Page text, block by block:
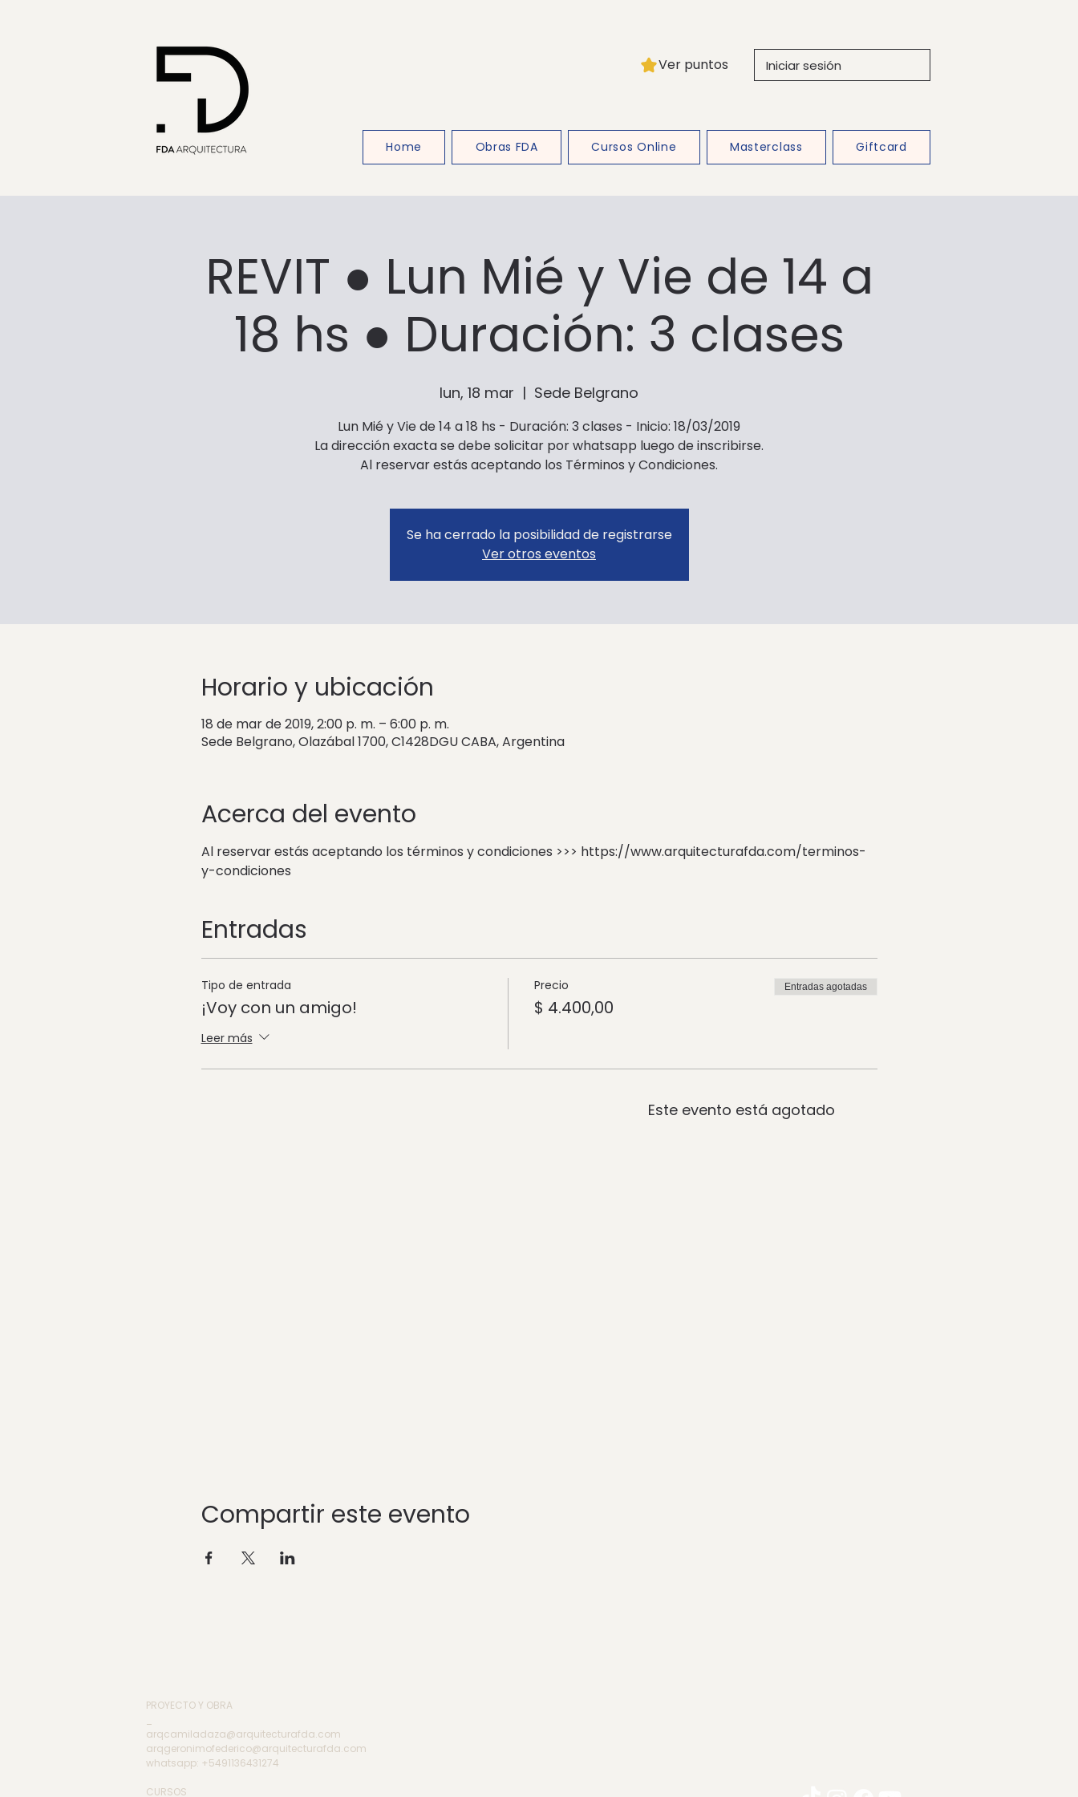
Ver puntos Iniciar sesión
Home Obras FDA Cursos Online Masterclass Giftcard
REVIT ● Lun Mié y Vie de 14 a
18 hs ● Duración: 3 clases
lun, 18 mar
  |
Sede Belgrano
Lun Mié y Vie de 14 a 18 hs - Duración: 3 clases - Inicio: 18/03/2019
La dirección exacta se debe solicitar por whatsapp luego de inscribirse.
Al reservar estás aceptando los Términos y Condiciones.
Se ha cerrado la posibilidad de registrarse
Ver otros eventos
Horario y ubicación
18 de mar de 2019, 2:00 p. m. – 6:00 p. m.
Sede Belgrano, Olazábal 1700, C1428DGU CABA, Argentina
Acerca del evento
Al reservar estás aceptando los términos y condiciones >>> https://www.arquitecturafda.com/terminos-
y-condiciones
Entradas
Tipo de entrada
¡Voy con un amigo!
Leer más
Precio
$ 4.400,00
Entradas agotadas
Este evento está agotado
Compartir este evento
PROYECTO Y OBRA
arqcamiladaza@arquitecturafda.com
arqgeronimofederico@arquitecturafda.com
whatsapp: +5491136431274
CURSOS